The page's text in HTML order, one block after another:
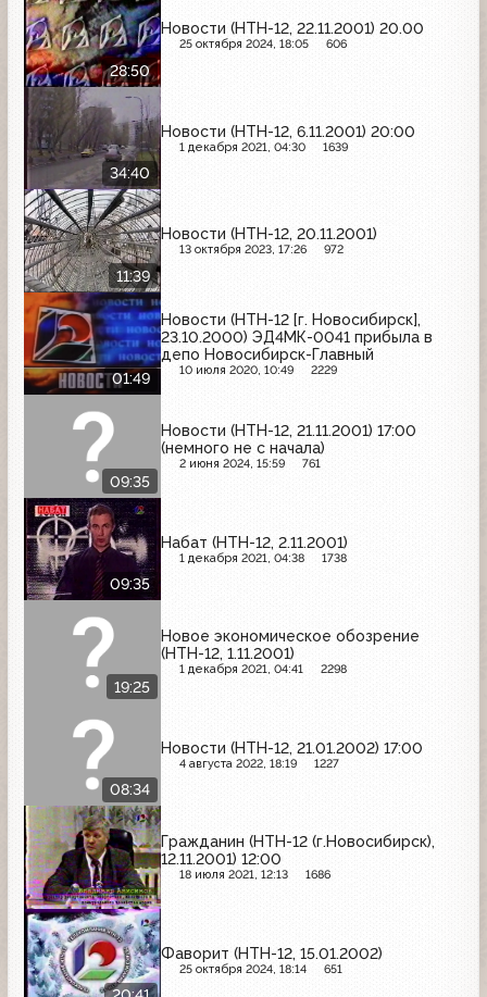
28:50
Новости (НТН-12, 22.11.2001) 20.00
25 октября 2024, 18:05 606
34:40
Новости (НТН-12, 6.11.2001) 20:00
1 декабря 2021, 04:30 1639
11:39
Новости (НТН-12, 20.11.2001)
13 октября 2023, 17:26 972
01:49
Новости (НТН-12 [г. Новосибирск],
23.10.2000) ЭД4МК-0041 прибыла в
депо Новосибирск-Главный
10 июля 2020, 10:49 2229
09:35
Новости (НТН-12, 21.11.2001) 17:00
(немного не с начала)
2 июня 2024, 15:59 761
09:35
Набат (НТН-12, 2.11.2001)
1 декабря 2021, 04:38 1738
19:25
Новое экономическое обозрение
(НТН-12, 1.11.2001)
1 декабря 2021, 04:41 2298
08:34
Новости (НТН-12, 21.01.2002) 17:00
4 августа 2022, 18:19 1227
Гражданин (НТН-12 (г.Новосибирск),
12.11.2001) 12:00
18 июля 2021, 12:13 1686
Фаворит (НТН-12, 15.01.2002)
25 октября 2024, 18:14 651